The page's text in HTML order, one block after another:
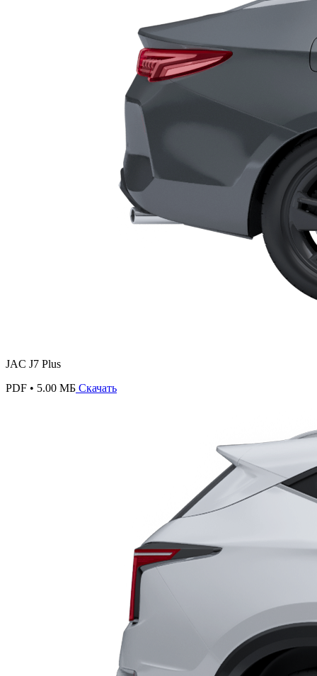
JAC J7 Plus
PDF • 5.00 МБ Скачать